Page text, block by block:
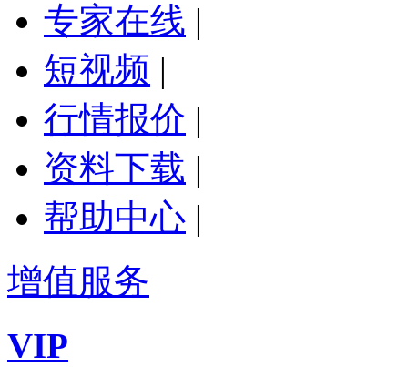
专家在线 |
短视频 |
行情报价 |
资料下载 |
帮助中心 |
增值服务
VIP